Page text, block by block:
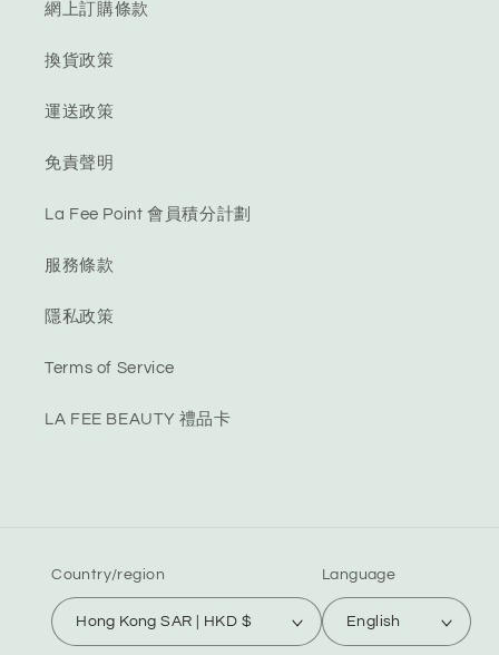
網上訂購條款
換貨政策
運送政策
免責聲明
La Fee Point 會員積分計劃
服務條款
隱私政策
Terms of Service
LA FEE BEAUTY 禮品卡
Country/region
Hong Kong SAR | HKD $
Language
English